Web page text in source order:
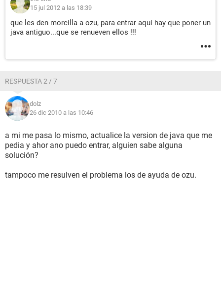
15 jul 2012 a las 18:39
que les den morcilla a ozu, para entrar aquí hay que poner un
java antiguo...que se renueven ellos !!!
RESPUESTA 2 / 7
dolz
26 dic 2010 a las 10:46
a mi me pasa lo mismo, actualice la version de java que me
pedia y ahor ano puedo entrar, alguien sabe alguna
solución?
tampoco me resulven el problema los de ayuda de ozu.